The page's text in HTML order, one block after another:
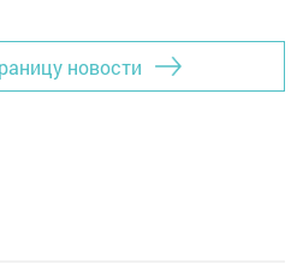
новости